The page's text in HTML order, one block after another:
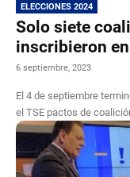
ELECCIONES 2024
Solo siete
inscribieron en
6 septiembre, 2023
El 4 de septiembre
el TSE pactos de